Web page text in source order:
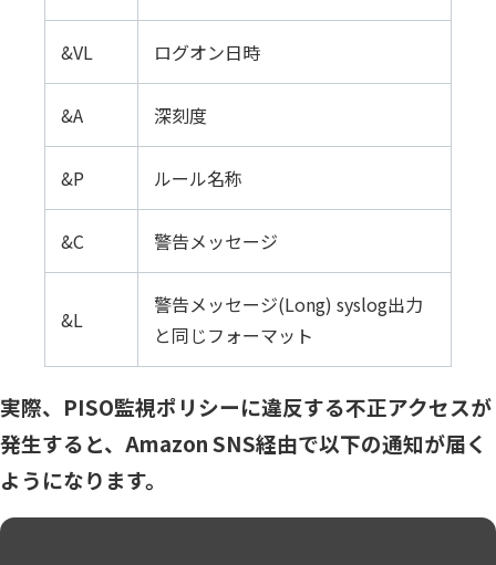
&VL ログオン日時
&A 深刻度
&P ルール名称
&C 警告メッセージ
&L
警告メッセージ(Long) syslog出力
と同じフォーマット
実際、PISO監視ポリシーに違反する不正アクセスが
発生すると、Amazon SNS経由で以下の通知が届く
ようになります。